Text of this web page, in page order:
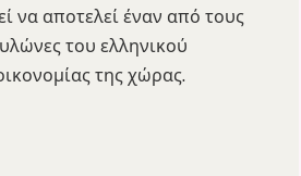
να αποτελεί έναν από τους
του ελληνικού
της χώρας.